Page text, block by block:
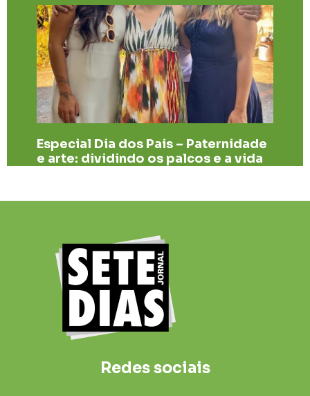
Especial Dia dos Pais – Paternidade
e arte: dividindo os palcos e a vida
Redes sociais